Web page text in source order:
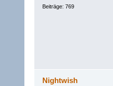
Beiträge: 769
Nightwish